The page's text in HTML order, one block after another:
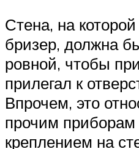
Стена, на
бризер, должна
ровной, чтобы
прилегал к
Впрочем, это
прочим
креплением на